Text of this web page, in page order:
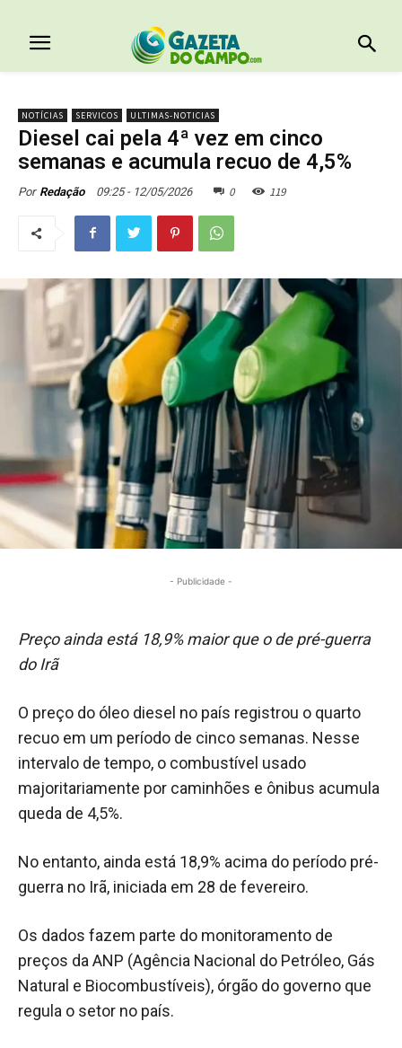
NOTÍCIAS SERVICOS ULTIMAS-NOTICIAS
Diesel cai pela 4ª vez em cinco
semanas e acumula recuo de 4,5%
Por Redação 09:25 - 12/05/2026 0 119
- Publicidade -
Preço ainda está 18,9% maior que o de pré-guerra
do Irã
O preço do óleo diesel no país registrou o quarto
recuo em um período de cinco semanas. Nesse
intervalo de tempo, o combustível usado
majoritariamente por caminhões e ônibus acumula
queda de 4,5%.
No entanto, ainda está 18,9% acima do período pré-
guerra no Irã, iniciada em 28 de fevereiro.
Os dados fazem parte do monitoramento de
preços da ANP (Agência Nacional do Petróleo, Gás
Natural e Biocombustíveis), órgão do governo que
regula o setor no país.